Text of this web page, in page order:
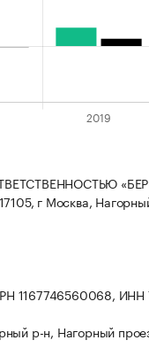
г Москва,
1167746560068,
р-н, Нагорный